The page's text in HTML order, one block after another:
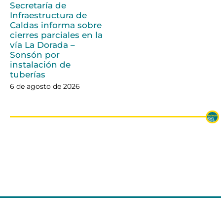
Secretaría de
Infraestructura de
Caldas informa sobre
cierres parciales en la
vía La Dorada –
Sonsón por
instalación de
tuberías
6 de agosto de 2026